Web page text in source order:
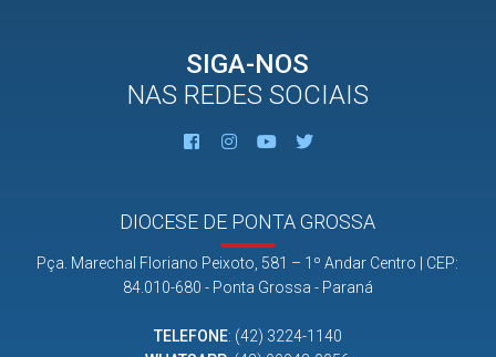
SIGA-NOS
NAS REDES SOCIAIS
DIOCESE DE PONTA GROSSA
Pça. Marechal Floriano Peixoto, 581 – 1º Andar Centro | CEP:
84.010-680 - Ponta Grossa - Paraná
TELEFONE: (42) 3224-1140